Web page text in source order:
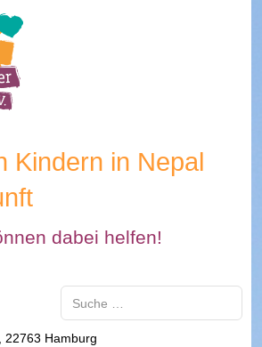
Kindern in Nepal
dabei helfen!
22763 Hamburg